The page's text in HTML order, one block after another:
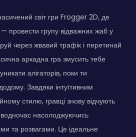
світ гри Frogger 2D, де
провести групу відважних жаб у
через жвавий трафік і перетинай
аркадна гра змусить тебе
алігаторів, поки ти
Завдяки інтуїтивним
стилю, гравці знову відчують
насолоджуючись
та розвагами. Це ідеальне